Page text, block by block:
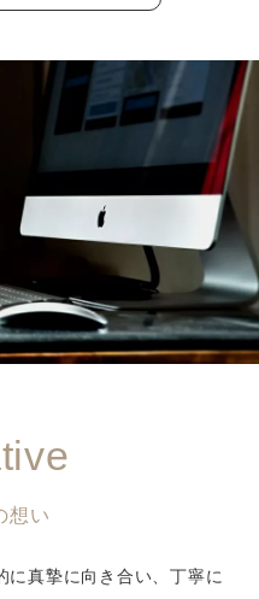
想い
に真摯に向き合い、丁寧に